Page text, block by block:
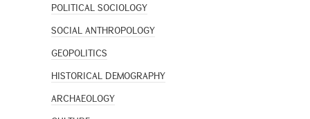
POLITICAL SOCIOLOGY
SOCIAL ANTHROPOLOGY
GEOPOLITICS
HISTORICAL DEMOGRAPHY
ARCHAEOLOGY